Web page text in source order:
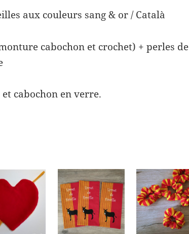
aux couleurs sang & or / Català
cabochon et crochet) + perles de
cabochon en verre.